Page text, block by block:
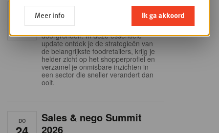
15
Into Retail - Sold out
Mis deze unieke kans niet om het
Belgische retaillandschap volledig te
doorgronden. In deze essentiële
update ontdek je de strategieën van
de belangrijkste foodretailers, krijg je
helder zicht op het shopperprofiel en
verzamel je onmisbare inzichten in
een sector die sneller verandert dan
ooit.
DO
Sales & nego Summit
2026
Meer info Ik ga akkoord